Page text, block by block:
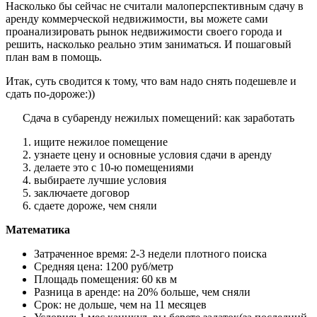
Насколько бы сейчас не считали малоперспективным сдачу в
аренду коммерческой недвижимости, вы можете сами
проанализировать рынок недвижимости своего города и
решить, насколько реально этим заниматься. И пошаговый
план вам в помощь.
Итак, суть сводится к тому, что вам надо снять подешевле и
сдать по-дороже:))
Сдача в субаренду нежилых помещений: как заработать
ищите нежилое помещение
узнаете цену и основные условия сдачи в аренду
делаете это с 10-ю помещениями
выбираете лучшие условия
заключаете договор
сдаете дороже, чем сняли
Математика
Затраченное время: 2-3 недели плотного поиска
Средняя цена: 1200 руб/метр
Площадь помещения: 60 кв м
Разница в аренде: на 20% больше, чем сняли
Срок: не дольше, чем на 11 месяцев